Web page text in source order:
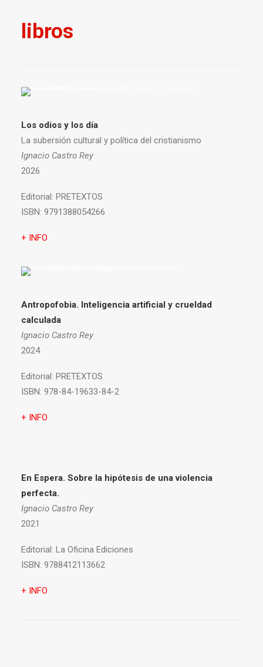
libros
Los odios y los día
La subersión cultural y política del cristianismo
Ignacio Castro Rey
2026
Editorial: PRETEXTOS
ISBN: 9791388054266
+ INFO
Antropofobia. Inteligencia artificial y crueldad
calculada
Ignacio Castro Rey
2024
Editorial: PRETEXTOS
ISBN: 978-84-19633-84-2
+ INFO
En Espera. Sobre la hipótesis de una violencia
perfecta.
Ignacio Castro Rey
2021
Editorial: La Oficina Ediciones
ISBN: 9788412113662
+ INFO